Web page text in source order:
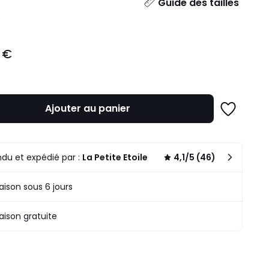
€
Ajouter au panier
Ajouter
et expédié par : La Petite Etoile 4,1/5 (46)
sous 6 jours
gratuite